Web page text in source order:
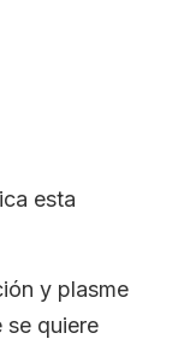
esta
y plasme
se quiere